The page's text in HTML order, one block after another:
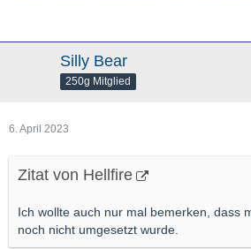
Silly Bear
250g Mitglied
6. April 2023
Zitat von Hellfire
Ich wollte auch nur mal bemerken, dass
noch nicht umgesetzt wurde.